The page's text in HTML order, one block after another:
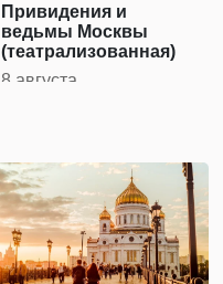
Привидения и
ведьмы Москвы
(театрализованная)
8 августа